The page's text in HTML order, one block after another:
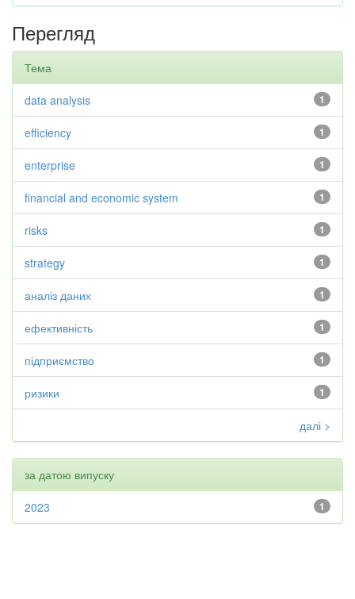
Перегляд
Тема
1
data analysis
1
efficiency
1
enterprise
1
financial and economic system
1
risks
1
strategy
1
аналіз даних
1
ефективність
1
підприємство
1
ризики
далі >
за датою випуску
1
2023